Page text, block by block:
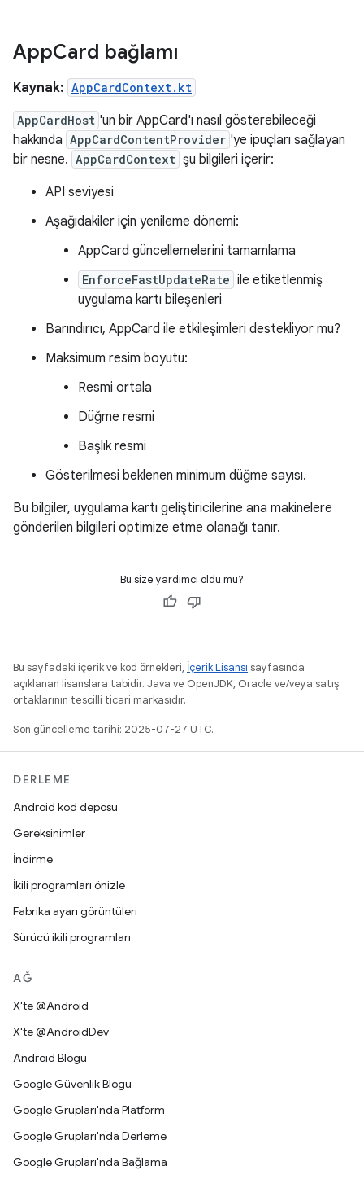
AppCard bağlamı
Kaynak: AppCardContext.kt
AppCardHost 'un bir AppCard'ı nasıl gösterebileceği
hakkında AppCardContentProvider 'ye ipuçları sağlayan
bir nesne. AppCardContext şu bilgileri içerir:
API seviyesi
Aşağıdakiler için yenileme dönemi:
AppCard güncellemelerini tamamlama
EnforceFastUpdateRate ile etiketlenmiş
uygulama kartı bileşenleri
Barındırıcı, AppCard ile etkileşimleri destekliyor mu?
Maksimum resim boyutu:
Resmi ortala
Düğme resmi
Başlık resmi
Gösterilmesi beklenen minimum düğme sayısı.
Bu bilgiler, uygulama kartı geliştiricilerine ana makinelere
gönderilen bilgileri optimize etme olanağı tanır.
Bu size yardımcı oldu mu?
Bu sayfadaki içerik ve kod örnekleri, İçerik Lisansı sayfasında
açıklanan lisanslara tabidir. Java ve OpenJDK, Oracle ve/veya satış
ortaklarının tescilli ticari markasıdır.
Son güncelleme tarihi: 2025-07-27 UTC.
DERLEME
Android kod deposu
Gereksinimler
İndirme
İkili programları önizle
Fabrika ayarı görüntüleri
Sürücü ikili programları
AĞ
X'te @Android
X'te @AndroidDev
Android Blogu
Google Güvenlik Blogu
Google Grupları'nda Platform
Google Grupları'nda Derleme
Google Grupları'nda Bağlama